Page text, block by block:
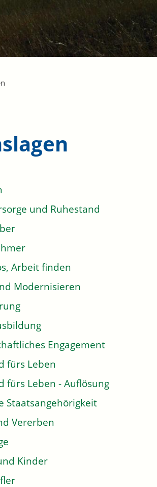
und Ruhestand
Arbeit finden
Modernisieren
Engagement
fürs Leben
fürs Leben - Auflösung
Staatsangehörigkeit
Vererben
Kinder